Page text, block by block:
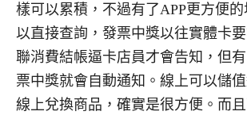
樣可以累積，不過有了APP更方便
以直接查詢，發票中獎以往實體卡
聯消費結帳逼卡店員才會告知，但
票中獎就會自動通知。線上可以儲
線上兌換商品，確實是很方便。而